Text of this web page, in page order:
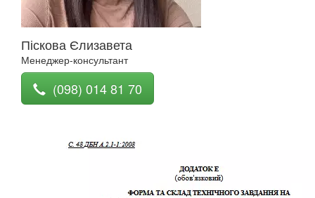
Піскова Єлизавета
Менеджер-консультант
(098) 014 81 70